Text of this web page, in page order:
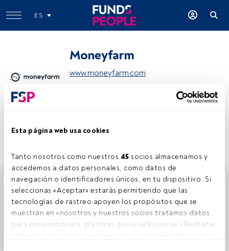
Esta página web usa cookies
Tanto nosotros como nuestros 45 socios almacenamos y
accedemos a datos personales, como datos de
navegación o identificadores únicos, en tu dispositivo. Si
seleccionas «Aceptar» estarás permitiendo que las
tecnologías de rastreo apoyen los propósitos que se
muestran en «nosotros y nuestros socios tratamos datos
para proporcionar», mientras que si seleccionas «Rechazar
ES
Moneyfarm
www.moneyfarm.com
Este es un artículo exclusivo para los usuarios registrados
de FundsPeople. Si ya estás registrado, accede desde el
botón Login. Si aún no tienes cuenta, te invitamos a
registrarte y disfrutar de todo el universo que ofrece
FundsPeople.